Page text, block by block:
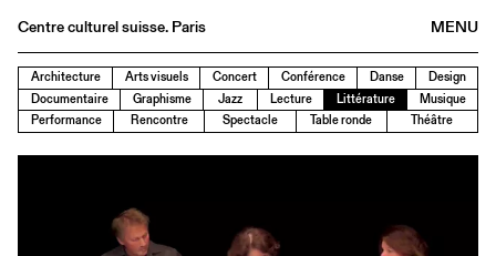
MENU
Centre culturel suisse. Paris
Agenda
Librairie
Architecture Arts visuels Concert Conférence Danse
Design
Documentaire
Graphisme Jazz Lecture Littérature
Musique
Performance
Rencontre Spectacle Table ronde Théâtre